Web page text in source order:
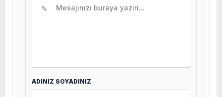
✎
ADINIZ SOYADINIZ